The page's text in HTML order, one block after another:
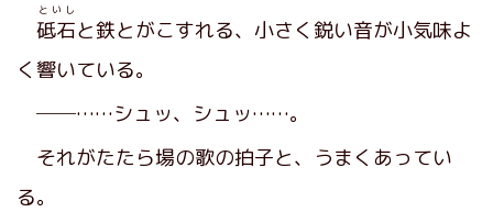
砥石
といし
と鉄とがこすれる、小さく鋭い音が小気味よ
く響いている。
──……シュッ、シュッ……。
それがたたら場の歌の拍子と、うまくあってい
る。